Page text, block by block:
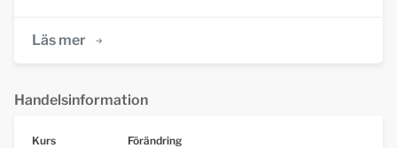
Läs mer
Handelsinformation
Kurs Förändring